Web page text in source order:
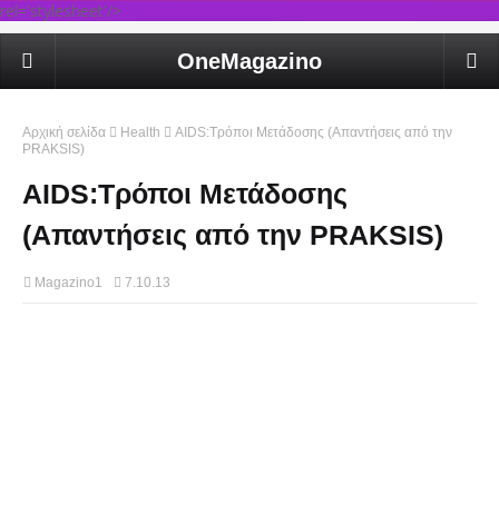
rel='stylesheet'/>
OneMagazino
Αρχική σελίδα Health
AIDS:Τρόποι Μετάδοσης (Απαντήσεις από την
PRAKSIS)
AIDS:Τρόποι Μετάδοσης
(Απαντήσεις από την PRAKSIS)
Magazino1 7.10.13